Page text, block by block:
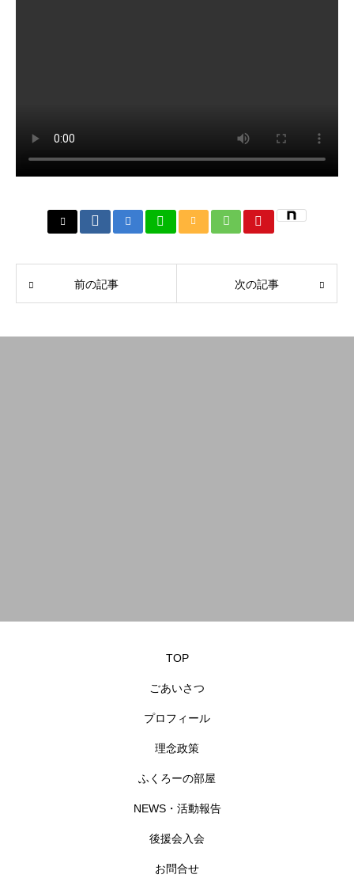
前の記事 次の記事
TOP
ごあいさつ
プロフィール
理念政策
ふくろーの部屋
NEWS・活動報告
後援会入会
お問合せ